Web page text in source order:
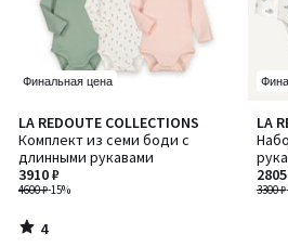
Финальная цена
LA REDOUTE COLLECTIONS
Комплект из семи боди с
длинными рукавами
4600 ₽-15%
3910 ₽
4
/
5
4
/
LA
3300 ₽